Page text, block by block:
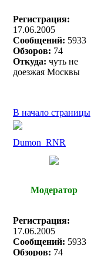
Регистрация:
17.06.2005
Сообщений: 5933
Обзоров: 74
Откуда: чуть не
доезжая Москвы
В начало страницы
Dumon_RNR
Модератор
Регистрация:
17.06.2005
Сообщений: 5933
Обзоров: 74